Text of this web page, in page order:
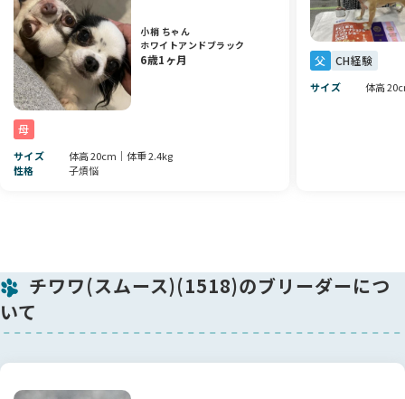
を見守っております。
💙この子の魅力💙
明るく元気な性格と、人懐っこい甘えん坊な性格が魅力の男の
子です✨
ご家族のそばでたくさんの愛情を受けながら、素敵なパートナ
ーになってくれると思います🍀
気になることがございましたら、お気軽にお問い合わせくださ
小梢 ちゃん
ホワイトアンドブラック
6歳1ヶ月
母
サイズ
体高 20cm｜体重 2.4kg
性格
子煩悩
父 CH経験
サイズ 体高
チワワ(スムース)(1518)のブリーダーにつ
いて